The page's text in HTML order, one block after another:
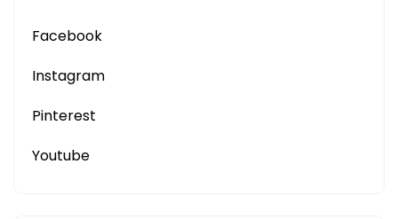
Facebook
Instagram
Pinterest
Youtube